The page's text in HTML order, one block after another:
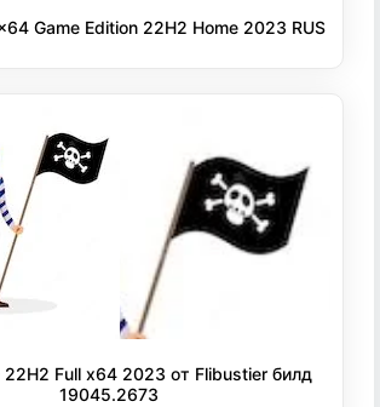
Game Edition 22H2 Home 2023 RUS
22H2 Full x64 2023 от Flibustier билд
19045.2673